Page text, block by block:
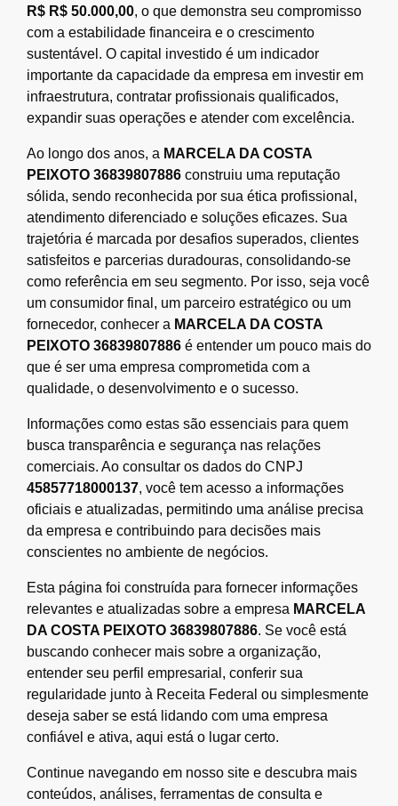
R$ R$ 50.000,00, o que demonstra seu compromisso
com a estabilidade financeira e o crescimento
sustentável. O capital investido é um indicador
importante da capacidade da empresa em investir em
infraestrutura, contratar profissionais qualificados,
expandir suas operações e atender com excelência.
Ao longo dos anos, a MARCELA DA COSTA
PEIXOTO 36839807886 construiu uma reputação
sólida, sendo reconhecida por sua ética profissional,
atendimento diferenciado e soluções eficazes. Sua
trajetória é marcada por desafios superados, clientes
satisfeitos e parcerias duradouras, consolidando-se
como referência em seu segmento. Por isso, seja você
um consumidor final, um parceiro estratégico ou um
fornecedor, conhecer a MARCELA DA COSTA
PEIXOTO 36839807886 é entender um pouco mais do
que é ser uma empresa comprometida com a
qualidade, o desenvolvimento e o sucesso.
Informações como estas são essenciais para quem
busca transparência e segurança nas relações
comerciais. Ao consultar os dados do CNPJ
45857718000137, você tem acesso a informações
oficiais e atualizadas, permitindo uma análise precisa
da empresa e contribuindo para decisões mais
conscientes no ambiente de negócios.
Esta página foi construída para fornecer informações
relevantes e atualizadas sobre a empresa MARCELA
DA COSTA PEIXOTO 36839807886. Se você está
buscando conhecer mais sobre a organização,
entender seu perfil empresarial, conferir sua
regularidade junto à Receita Federal ou simplesmente
deseja saber se está lidando com uma empresa
confiável e ativa, aqui está o lugar certo.
Continue navegando em nosso site e descubra mais
conteúdos, análises, ferramentas de consulta e